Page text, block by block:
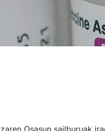
Osasun sailburuak